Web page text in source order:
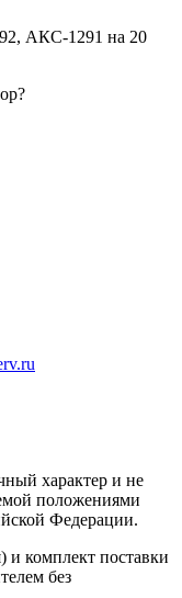
АКС-1291 на 20
характер и не
положениями
Федерации.
и комплект поставки
без